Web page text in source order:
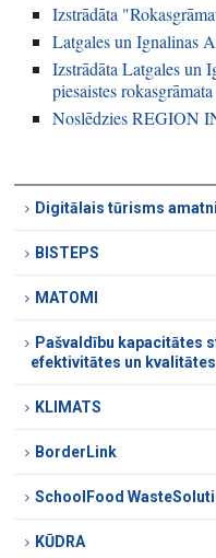
Izstrādāta
Latgales un Ignalinas
Izstrādāta Latgales un
piesaistes rokasgrāmata
Noslēdzies REGION
Digitālais tūrisms
BISTEPS
MATOMI
Pašvaldību kapacitātes
efektivitātes un
KLIMATS
BorderLink
SchoolFood
KŪDRA